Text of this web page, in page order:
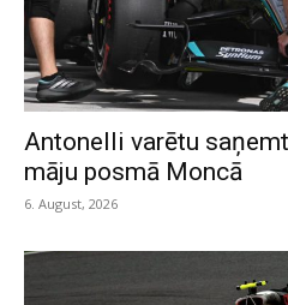
Antonelli varētu
māju posmā Moncā
6. August, 2026